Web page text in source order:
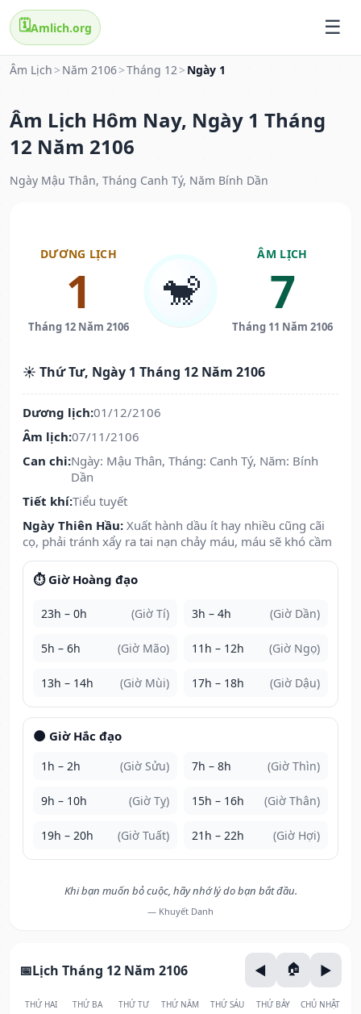
🗓️Amlich.org
Âm Lịch > Năm 2106>Tháng 12> Ngày 1
Âm Lịch Hôm Nay, Ngày 1 Tháng
12 Năm 2106
Ngày Mậu Thân, Tháng Canh Tý, Năm Bính Dần
DƯƠNG LỊCH
1
Tháng 12 Năm 2106
🐒
ÂM LỊCH
7
Tháng 11 Năm 2106
☀️ Thứ Tư, Ngày 1 Tháng 12 Năm 2106
Dương lịch:01/12/2106
Âm lịch:07/11/2106
Can chi:Ngày: Mậu Thân, Tháng: Canh Tý, Năm: Bính
Dần
Tiết khí:Tiểu tuyết
Ngày Thiên Hầu: Xuất hành dầu ít hay nhiều cũng cãi
cọ, phải tránh xẩy ra tai nạn chảy máu, máu sẽ khó cầm
⏱️ Giờ Hoàng đạo
23h – 0h (Giờ Tí) 3h – 4h (Giờ Dần)
5h – 6h (Giờ Mão) 11h – 12h (Giờ Ngọ)
13h – 14h (Giờ Mùi) 17h – 18h (Giờ Dậu)
🌑 Giờ Hắc đạo
1h – 2h (Giờ Sửu) 7h – 8h (Giờ Thìn)
9h – 10h (Giờ Tỵ) 15h – 16h (Giờ Thân)
19h – 20h (Giờ Tuất) 21h – 22h (Giờ Hợi)
Khi bạn muốn bỏ cuộc, hãy nhớ lý do bạn bắt đầu.
— Khuyết Danh
Lịch Tháng 12 Năm 2106
THỨ HAI THỨ BA THỨ TƯ THỨ NĂM THỨ SÁU THỨ BẢY CHỦ NHẬT